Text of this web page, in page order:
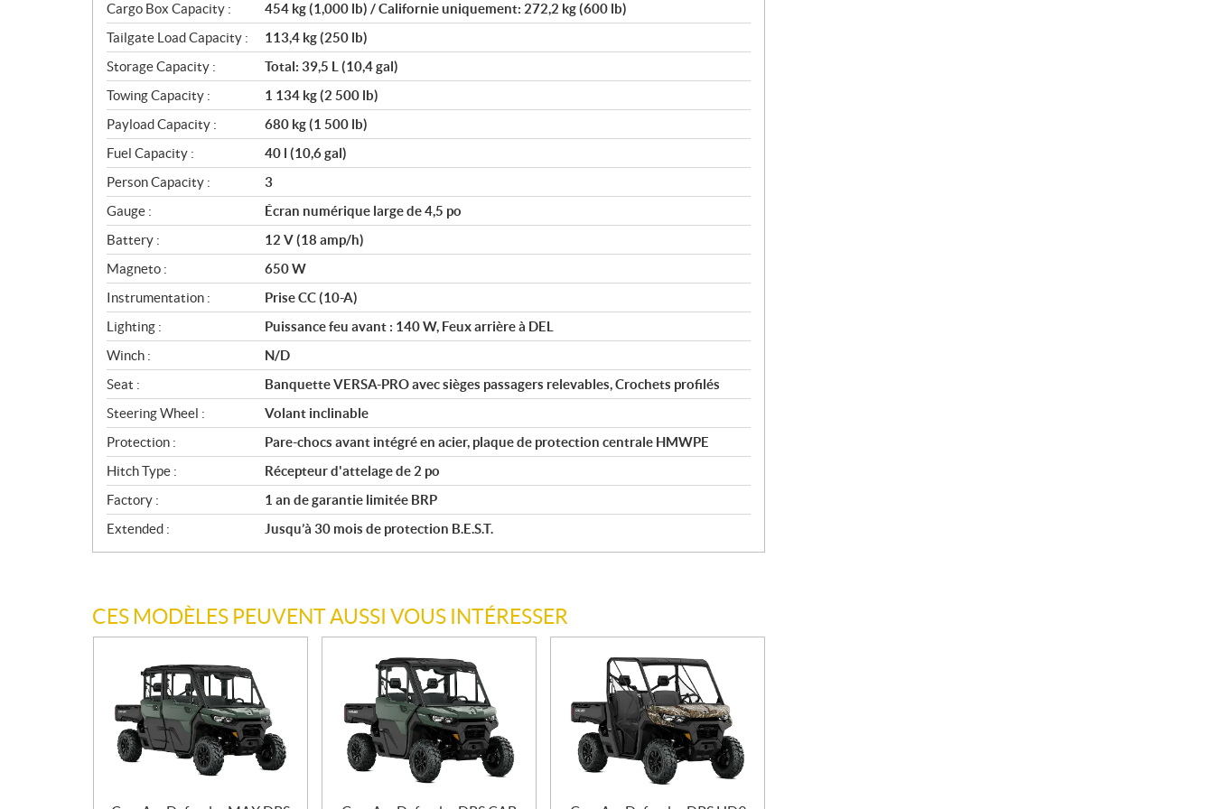
Cargo Box Capacity :
454 kg (1,000 lb) / Californie uniquement: 272,2 kg (600 lb)
Tailgate Load Capacity :
113,4 kg (250 lb)
Storage Capacity :
Total: 39,5 L (10,4 gal)
Towing Capacity :
1 134 kg (2 500 lb)
Payload Capacity :
680 kg (1 500 lb)
Fuel Capacity :
40 l (10,6 gal)
Person Capacity :
3
Gauge :
Écran numérique large de 4,5 po
Battery :
12 V (18 amp/h)
Magneto :
650 W
Instrumentation :
Prise CC (10-A)
Lighting :
Puissance feu avant : 140 W, Feux arrière à DEL
Winch :
N/D
Seat :
Banquette VERSA-PRO avec sièges passagers relevables, Crochets profilés
Steering Wheel :
Volant inclinable
Protection :
Pare-chocs avant intégré en acier, plaque de protection centrale HMWPE
Hitch Type :
Récepteur d'attelage de 2 po
Factory :
1 an de garantie limitée BRP
Extended :
Jusqu’à 30 mois de protection B.E.S.T.
CES MODÈLES PEUVENT AUSSI VOUS INTÉRESSER